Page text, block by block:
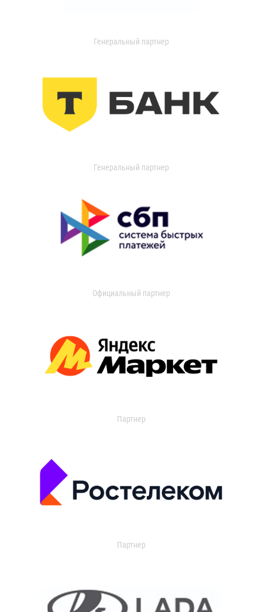
Генеральный партнер
Генеральный партнер
Официальный партнер
Партнер
Партнер